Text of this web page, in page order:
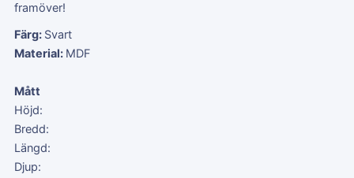
framöver!
Färg: Svart
Material: MDF
Mått
Höjd:
Bredd:
Längd:
Djup: